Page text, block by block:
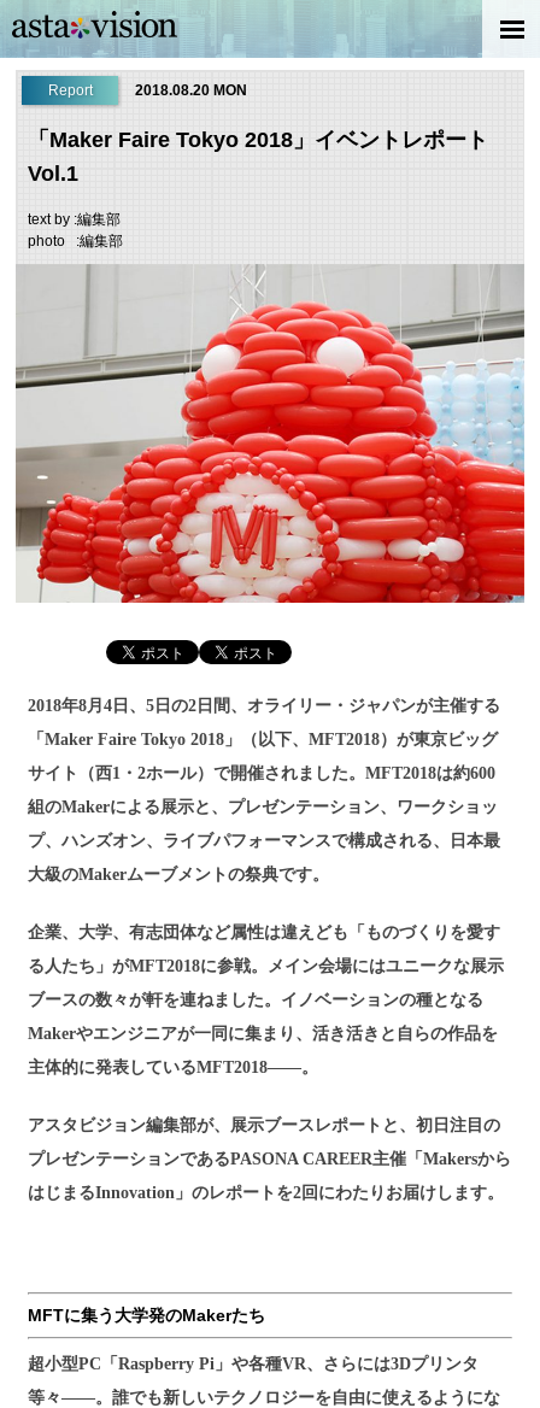
Report 2018.08.20 MON
「Maker Faire Tokyo 2018」イベントレポート
Vol.1
text by :編集部
photo :編集部
2018年8月4日、5日の2日間、オライリー・ジャパンが主催する
「Maker Faire Tokyo 2018」（以下、MFT2018）が東京ビッグ
サイト（西1・2ホール）で開催されました。MFT2018は約600
組のMakerによる展示と、プレゼンテーション、ワークショッ
プ、ハンズオン、ライブパフォーマンスで構成される、日本最
大級のMakerムーブメントの祭典です。
企業、大学、有志団体など属性は違えども「ものづくりを愛す
る人たち」がMFT2018に参戦。メイン会場にはユニークな展示
ブースの数々が軒を連ねました。イノベーションの種となる
Makerやエンジニアが一同に集まり、活き活きと自らの作品を
主体的に発表しているMFT2018——。
アスタビジョン編集部が、展示ブースレポートと、初日注目の
プレゼンテーションであるPASONA CAREER主催「Makersから
はじまるInnovation」のレポートを2回にわたりお届けします。
MFTに集う大学発のMakerたち
超小型PC「Raspberry Pi」や各種VR、さらには3Dプリンタ
等々——。誰でも新しいテクノロジーを自由に使えるようにな